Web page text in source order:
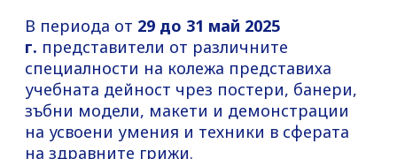
В периода от 29 до 31 май 2025
г. представители от различните
специалности на колежа представиха
учебната дейност чрез постери, банери,
зъбни модели, макети и демонстрации
на усвоени умения и техники в сферата
на здравните грижи.